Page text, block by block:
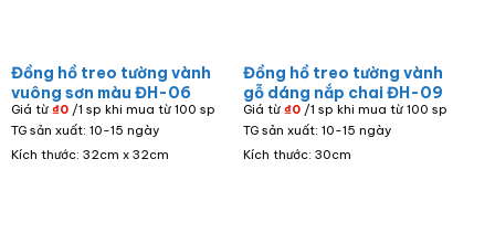
Đồng hồ treo tường vành
vuông sơn màu ĐH-06
Giá từ ₫0/1 sp khi mua từ 100 sp
TG sản xuất: 10-15 ngày
Kích thước: 32cm x 32cm
Đồng hồ treo tường vành
gỗ dáng nắp chai ĐH-09
Giá từ₫0 /1 sp khi mua từ 100 sp
TG sản xuất: 10-15 ngày
Kích thước: 30cm